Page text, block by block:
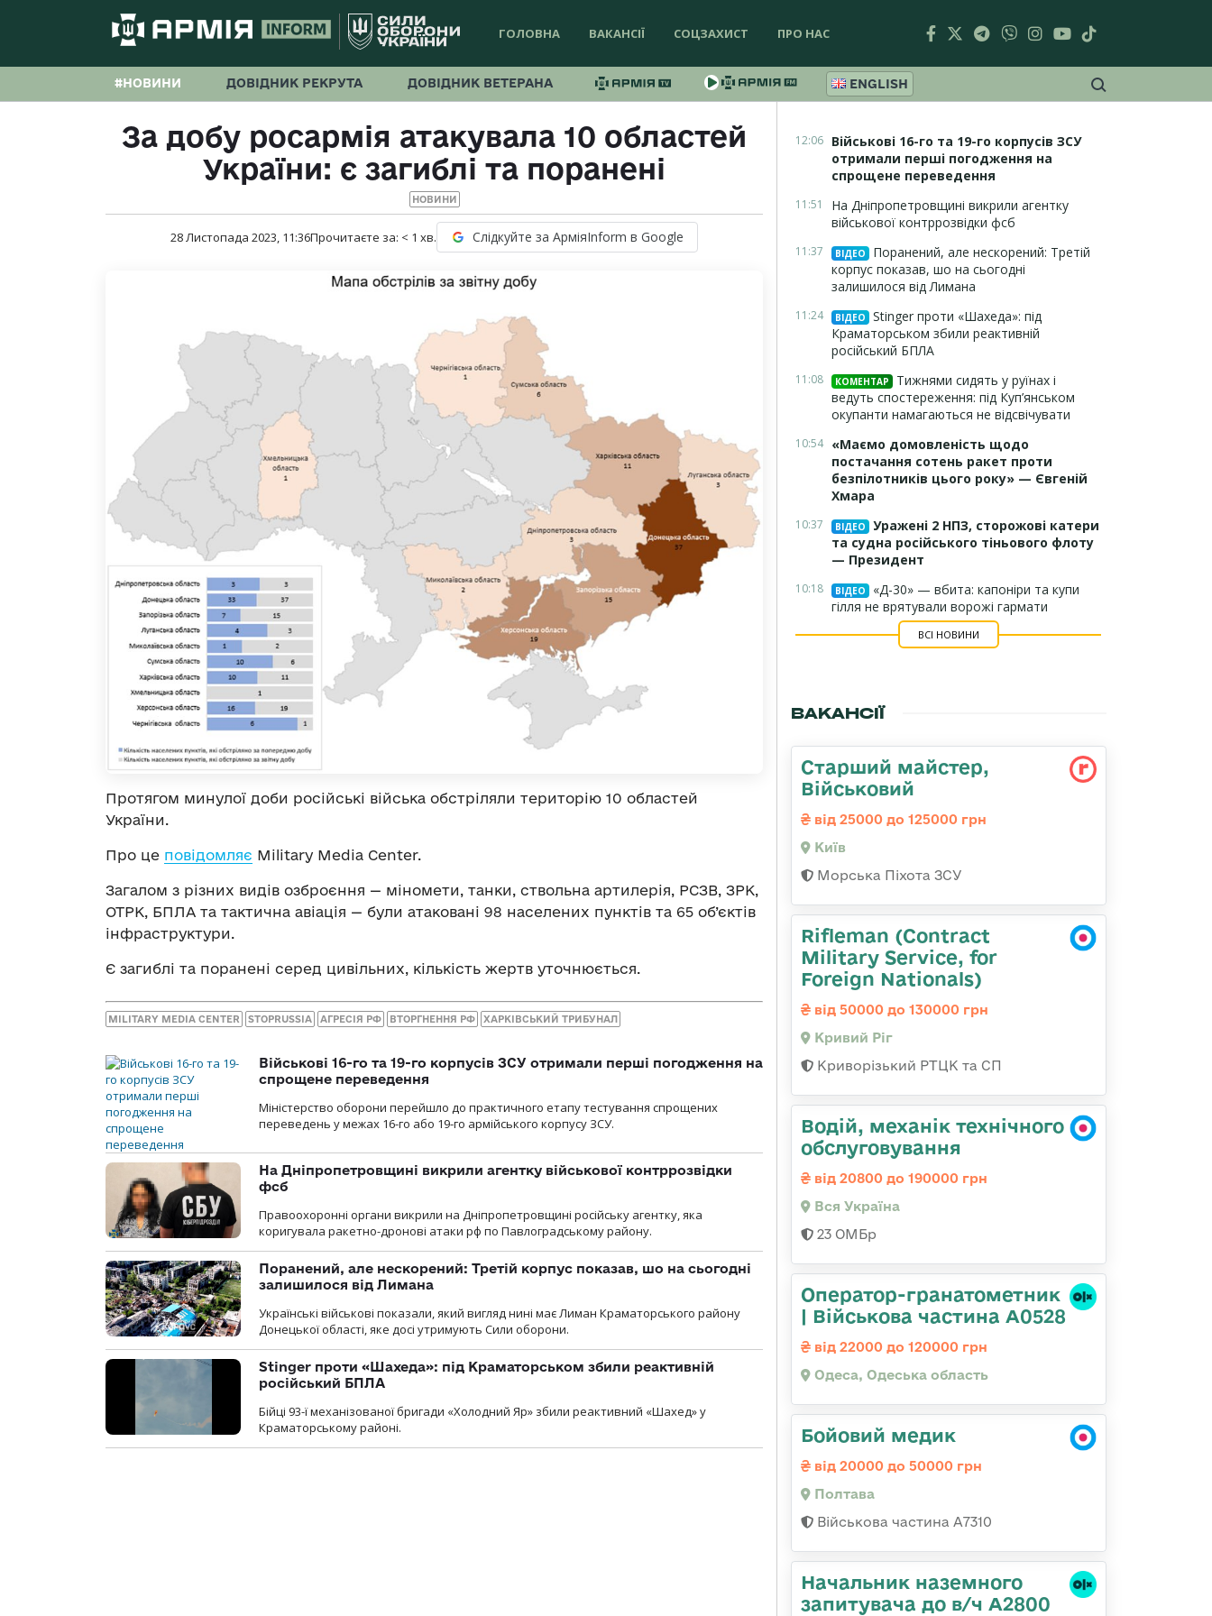
ГОЛОВНА ВАКАНСІЇ СОЦЗАХИСТ ПРО НАС
#НОВИНИ ДОВІДНИК РЕКРУТА ДОВІДНИК ВЕТЕРАНА ENGLISH
За добу росармія атакувала 10 областей
України: є загиблі та поранені
НОВИНИ
28 Листопада 2023, 11:36Прочитаєте за: < 1 хв. Слідкуйте за АрміяInform в Google
Протягом минулої доби російські війська обстріляли територію 10 областей
України.
Про це повідомляє Military Media Center.
Загалом з різних видів озброєння — міномети, танки, ствольна артилерія, РСЗВ, ЗРК,
ОТРК, БПЛА та тактична авіація — були атаковані 98 населених пунктів та 65 об’єктів
інфраструктури.
Є загиблі та поранені серед цивільних, кількість жертв уточнюється.
MILITARY MEDIA CENTER STOPRUSSIA АГРЕСІЯ РФ ВТОРГНЕННЯ РФ ХАРКІВСЬКИЙ ТРИБУНАЛ
Військові 16-го та 19-го корпусів ЗСУ отримали перші погодження на
спрощене переведення
Міністерство оборони перейшло до практичного етапу тестування спрощених
переведень у межах 16-го або 19-го армійського корпусу ЗСУ.
На Дніпропетровщині викрили агентку військової контррозвідки
фсб
Правоохоронні органи викрили на Дніпропетровщині російську агентку, яка
коригувала ракетно-дронові атаки рф по Павлоградському району.
Поранений, але нескорений: Третій корпус показав, шо на сьогодні
залишилося від Лимана
Українські військові показали, який вигляд нині має Лиман Краматорського району
Донецької області, яке досі утримують Сили оборони.
Stinger проти «Шахеда»: під Краматорськом збили реактивній
російський БПЛА
Бійці 93-ї механізованої бригади «Холодний Яр» збили реактивний «Шахед» у
Краматорському районі.
12:06 Військові 16-го та 19-го корпусів ЗСУ
отримали перші погодження на
спрощене переведення
11:51
На Дніпропетровщині викрили агентку
військової контррозвідки фсб
11:37 ВІДЕО
Поранений, але нескорений: Третій
корпус показав, шо на сьогодні
залишилося від Лимана
11:24 ВІДЕО
Stinger проти «Шахеда»: під
Краматорськом збили реактивній
російський БПЛА
11:08 КОМЕНТАР
Тижнями сидять у руїнах і
ведуть спостереження: під Куп’янськом
окупанти намагаються не відсвічувати
10:54 «Маємо домовленість щодо
постачання сотень ракет проти
безпілотників цього року» — Євгеній
Хмара
10:37 ВІДЕО
Уражені 2 НПЗ, сторожові катери
та судна російського тіньового флоту
— Президент
10:18 ВІДЕО
«Д-30» — вбита: капоніри та купи
гілля не врятували ворожі гармати
ВСІ НОВИНИ
ВАКАНСІЇ
Старший майстер,
Військовий
від 25000 до 125000 грн
Київ
Морська Піхота ЗСУ
Rifleman (Contract
Military Service, for
Foreign Nationals)
від 50000 до 130000 грн
Кривий Ріг
Криворізький РТЦК та СП
Водій, механік технічного
обслуговування
від 20800 до 190000 грн
Вся Україна
23 ОМБр
Оператор-гранатометник
| Військова частина А0528
від 22000 до 120000 грн
Одеса, Одеська область
Бойовий медик
від 20000 до 50000 грн
Полтава
Військова частина A7310
Начальник наземного
запитувача до в/ч А2800